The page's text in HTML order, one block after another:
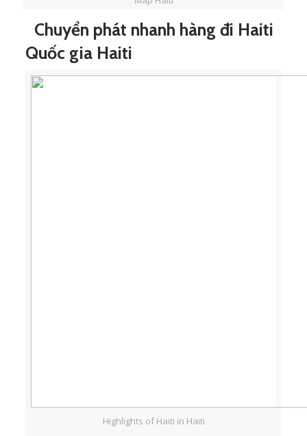
Chuyển phát nhanh hàng đi Haiti
Quốc gia Haiti
Highlights of Haiti in Haiti